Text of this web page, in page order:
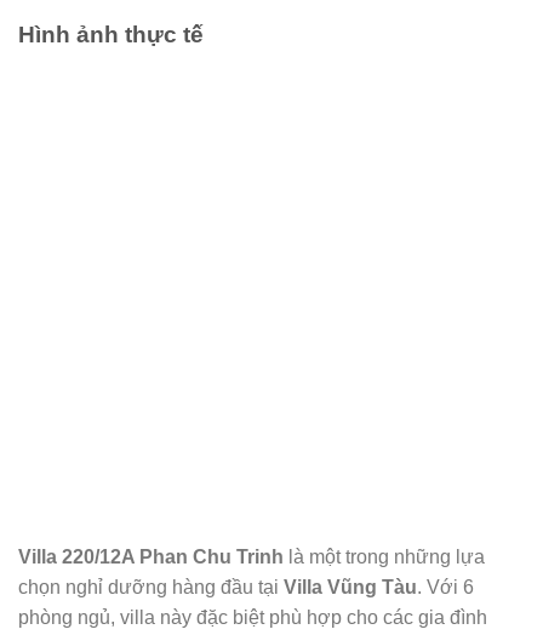
Hình ảnh thực tế
Villa 220/12A Phan Chu Trinh là một trong những lựa
chọn nghỉ dưỡng hàng đầu tại Villa Vũng Tàu. Với 6
phòng ngủ, villa này đặc biệt phù hợp cho các gia đình